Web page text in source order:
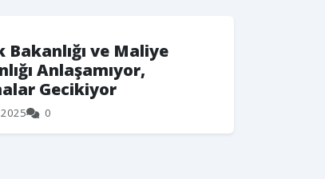
Bakanlığı ve Maliye
Anlaşamıyor,
Gecikiyor
0